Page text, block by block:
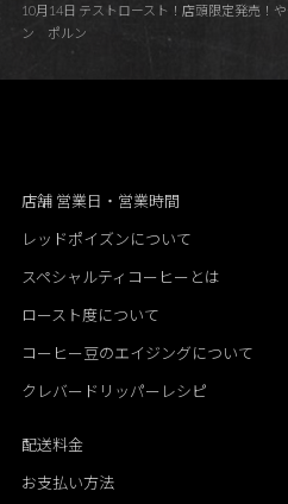
10月14日 テストロースト！店頭限定発売！
ン ポルン
店舗 営業日・営業時間
レッドポイズンについて
スペシャルティコーヒーとは
ロースト度について
コーヒー豆のエイジングについて
クレバードリッパーレシピ
配送料金
お支払い方法